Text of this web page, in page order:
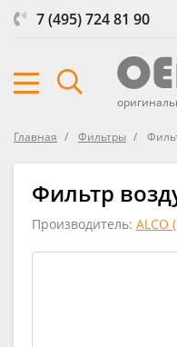
7 (495) 724 81 90
Главная Фильтры
Фильтр
Производитель: ALCO